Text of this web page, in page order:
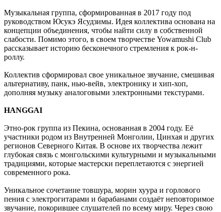
Музыкальная группа, сформированная в 2017 году под
руководством Юсукэ Ясудзимы. Идея коллектива основана на
концепции объединения, чтобы найти силу в собственной
слабости. Помимо этого, в своем творчестве Yowamushi Club
рассказывает историю бесконечного стремления к рок-н-
роллу.
Коллектив сформировал свое уникальное звучание, смешивая
альтернативу, панк, нью-вейв, электронику и хип-хоп,
дополняя музыку аналоговыми электронными текстурами.
HANGGAI
Этно-рок группа из Пекина, основанная в 2004 году. Её
участники родом из Внутренней Монголии, Цинхая и других
регионов Северного Китая. В основе их творчества лежит
глубокая связь с монгольскими культурными и музыкальными
традициями, которые мастерски переплетаются с энергией
современного рока.
Уникальное сочетание товшура, морин хуура и горлового
пения с электрогитарами и барабанами создаёт неповторимое
звучание, покорившее слушателей по всему миру. Через свою